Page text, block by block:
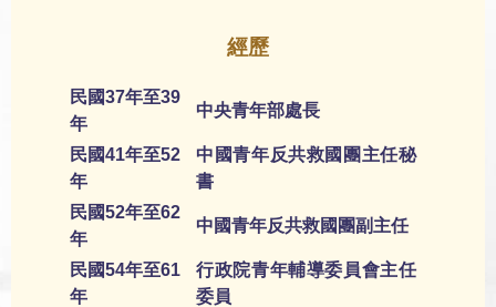
經歷
民國37年至39
年
中央青年部處長
民國41年至52
年
中國青年反共救國團主任秘
書
民國52年至62
年
中國青年反共救國團副主任
民國54年至61
年
行政院青年輔導委員會主任
委員